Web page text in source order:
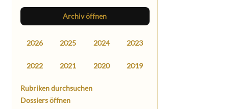
Archiv öffnen
2026 2025 2024 2023
2022 2021 2020 2019
Rubriken durchsuchen
Dossiers öffnen